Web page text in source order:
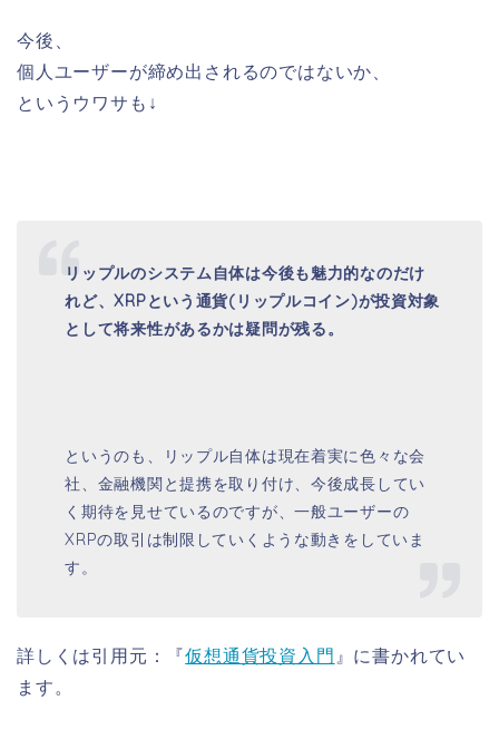
今後、
個人ユーザーが締め出されるのではないか、
というウワサも↓
リップルのシステム自体は今後も魅力的なのだけ
れど、XRPという通貨(リップルコイン)が投資対象
として将来性があるかは疑問が残る。
というのも、リップル自体は現在着実に色々な会
社、金融機関と提携を取り付け、今後成長してい
く期待を見せているのですが、一般ユーザーの
XRPの取引は制限していくような動きをしていま
す。
詳しくは引用元：『仮想通貨投資入門 』に書かれてい
ます。